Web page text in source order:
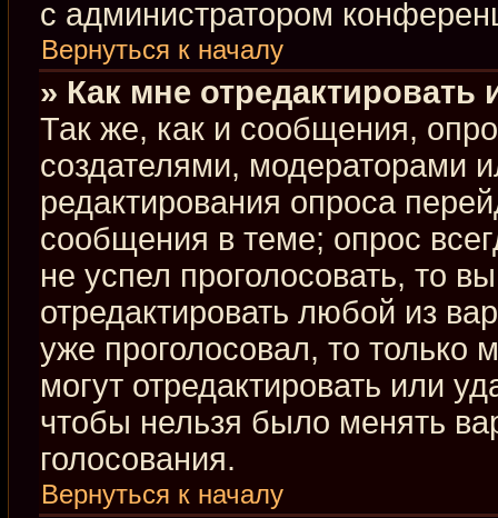
с администратором
Вернуться к началу
» Как мне отредактировать
Так же, как и сообщения,
создателями, модераторами
редактирования опроса
сообщения в теме; опрос
не успел проголосовать, то
отредактировать любой из
уже проголосовал, то
могут отредактировать или
чтобы нельзя было менять
голосования.
Вернуться к началу